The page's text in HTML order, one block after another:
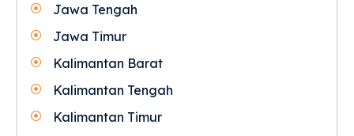
Jawa Tengah
Jawa Timur
Kalimantan Barat
Kalimantan Tengah
Kalimantan Timur